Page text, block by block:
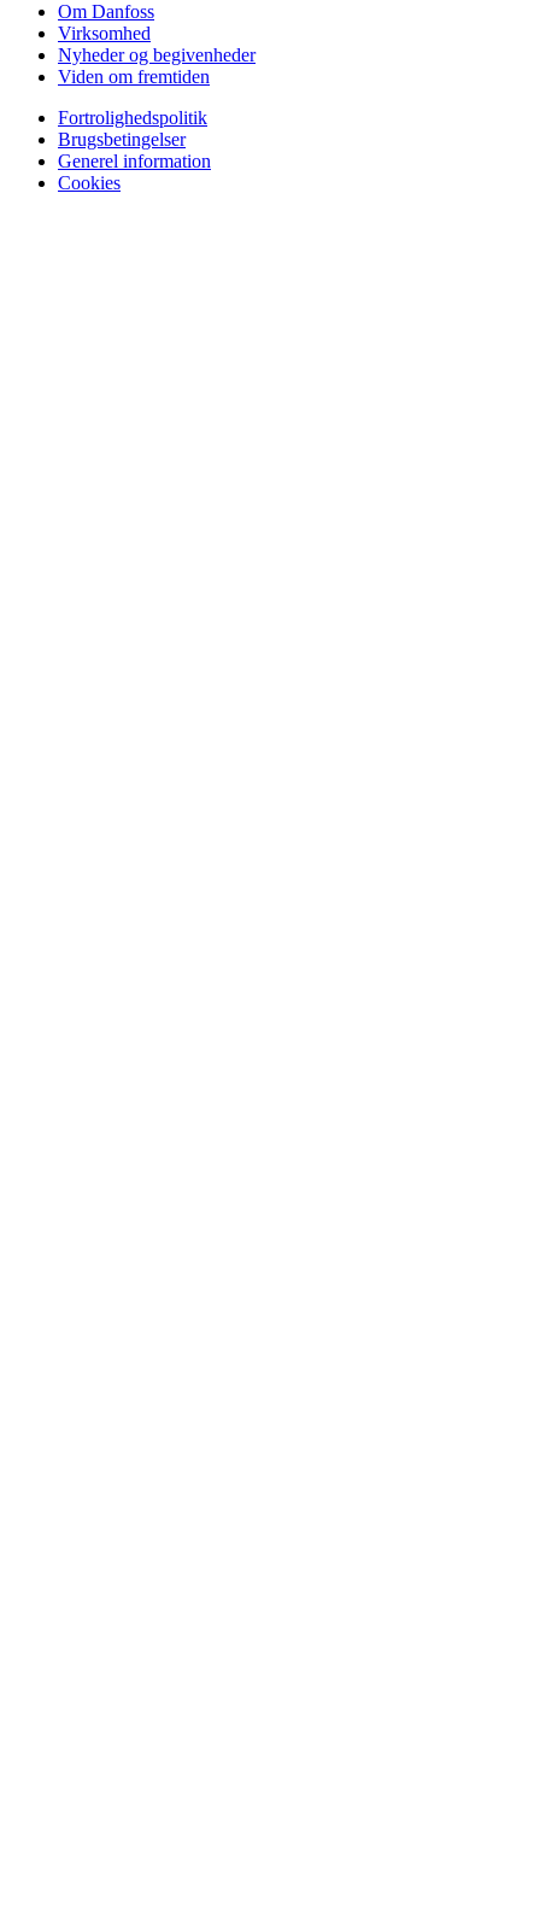
Om Danfoss
Virksomhed
Nyheder og begivenheder
Viden om fremtiden
Fortrolighedspolitik
Brugsbetingelser
Generel information
Cookies